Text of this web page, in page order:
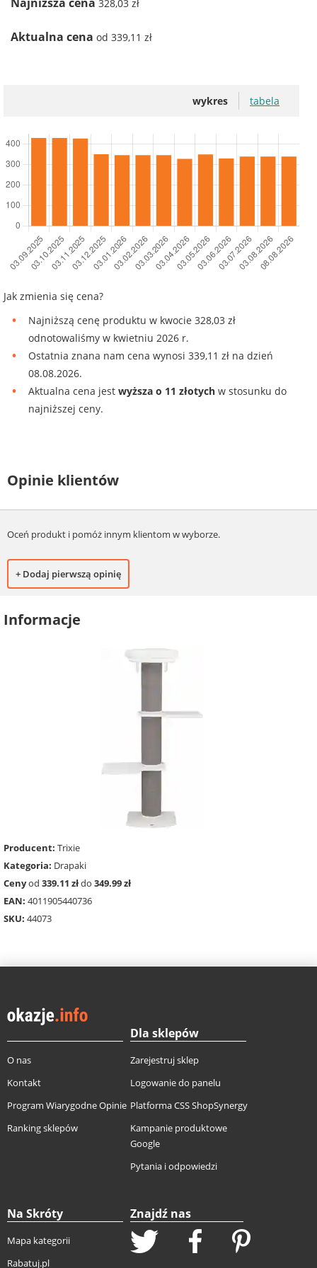
328,03 zł
Aktualna cena od 339,11 zł
wykres tabela
Jak zmienia się cena?
Najniższą cenę produktu w kwocie 328,03 zł
odnotowaliśmy w kwietniu 2026 r.
Ostatnia znana nam cena wynosi 339,11 zł na dzień
08.08.2026.
Aktualna cena jest wyższa o 11 złotych w stosunku do
najniższej ceny.
Opinie klientów
Oceń produkt i pomóż innym klientom w wyborze.
+ Dodaj pierwszą opinię
Informacje
Producent: Trixie
Kategoria: Drapaki
Cenyod 339.11 złdo 349.99 zł
EAN: 4011905440736
SKU: 44073
O nas
Kontakt
Program Wiarygodne Opinie
Ranking sklepów
Dla sklepów
Zarejestruj sklep
Logowanie do panelu
Platforma CSS ShopSynergy
Kampanie produktowe
Google
Pytania i odpowiedzi
Na Skróty
Mapa kategorii
Rabatuj.pl
Znajdź nas